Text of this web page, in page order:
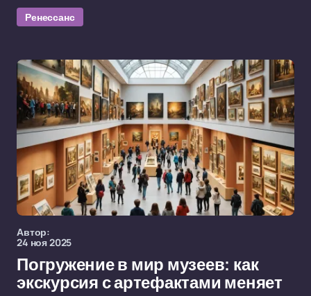
Ренессанс
Автор:
24 ноя 2025
Погружение в мир музеев: как
экскурсия с артефактами меняет